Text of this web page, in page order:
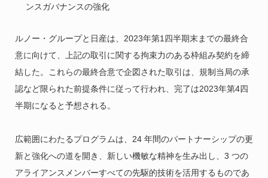
ンスガバナンスの強化
ルノー・グループと日産は、2023年第1四半期末までの最終合
意に向けて、上記の取引に関する拘束力のある枠組み契約を締
結した。これらの最終合意で企図された取引は、規制当局の承
認など限られた前提条件に従って行われ、完了は2023年第4四
半期になると予想される。
広範囲にわたるプログラムは、24 年間のパートナーシップの更
新と強化への道を開き、新しい機敏な精神を生み出し、3 つの
アライアンスメンバーすべての先駆的技術を活用するものであ